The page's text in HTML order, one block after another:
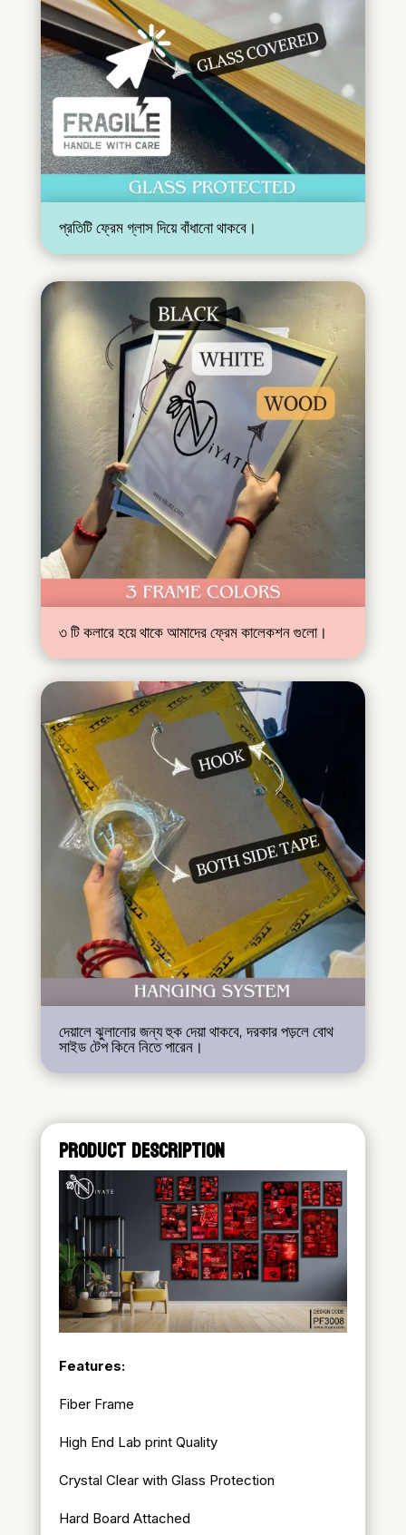
প্রতিটি ফ্রেম গ্লাস দিয়ে বাঁধানো থাকবে।
৩ টি কলারে হয়ে থাকে আমাদের ফ্রেম কালেকশন গুলো।
দেয়ালে ঝুলানোর জন্য হুক দেয়া থাকবে, দরকার পড়লে বোথ
সাইড টেপ কিনে নিতে পারেন।
PRODUCT DESCRIPTION
Features:
Fiber Frame
High End Lab print Quality
Crystal Clear with Glass Protection
Hard Board Attached